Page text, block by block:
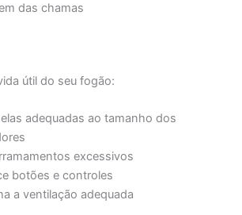
das chamas
útil do seu fogão:
adequadas ao tamanho dos
excessivos
botões e controles
a ventilação adequada